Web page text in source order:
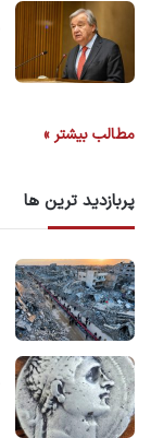
مطالب بیشتر »
پربازدید ترین ها